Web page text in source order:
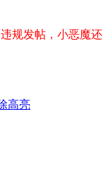
规发帖，小恶魔还
高亮